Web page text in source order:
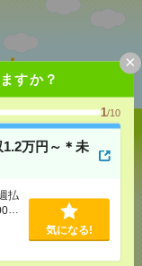
すか？
1/10
万円～＊未
払
円
気になる!
×
～＊未経験OK
気になる！